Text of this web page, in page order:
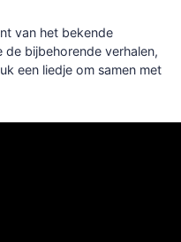
van het bekende
de bijbehorende verhalen,
een liedje om samen met